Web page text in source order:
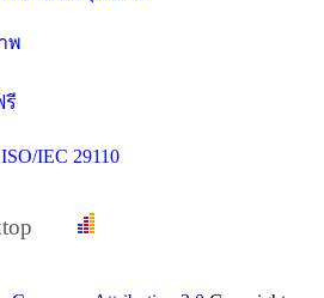
พ